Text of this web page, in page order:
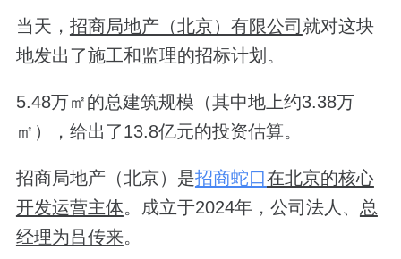
当天， 招商局地产（北京）有限公司 就对这块
地发出了施工和监理的招标计划。
5.48万㎡的总建筑规模（其中地上约3.38万
㎡），给出了13.8亿元的投资估算。
招商局地产（北京）是招商蛇口在北京的核心
开发运营主体。成立于2024年，公司法人、 总
经理为吕传来。